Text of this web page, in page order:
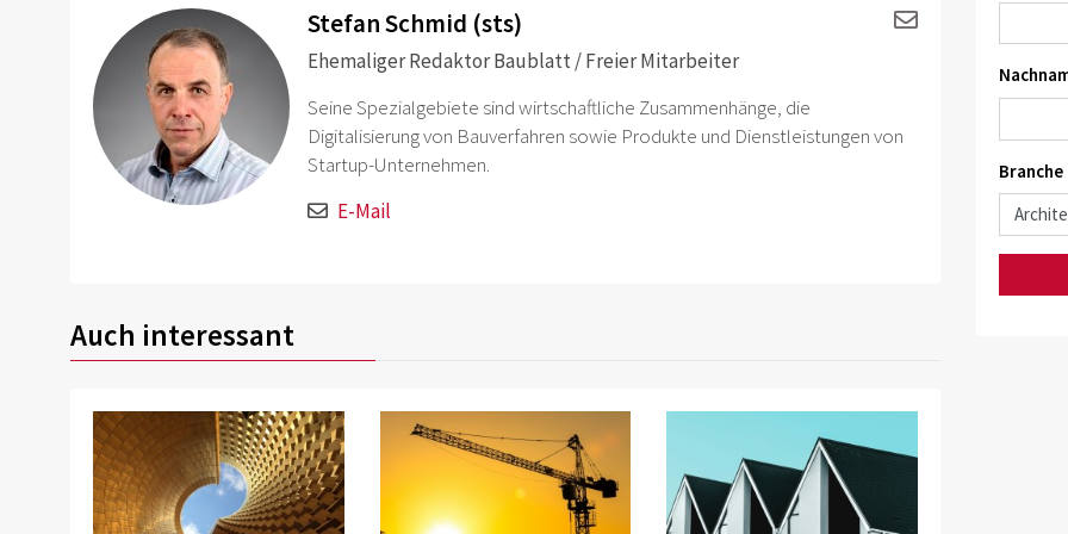
Stefan Schmid (sts)
Ehemaliger Redaktor Baublatt / Freier Mitarbeiter
Seine Spezialgebiete sind wirtschaftliche Zusammenhänge, die
Digitalisierung von Bauverfahren sowie Produkte und Dienstleistungen von
Startup-Unternehmen.
E-Mail
Auch interessant
Branche